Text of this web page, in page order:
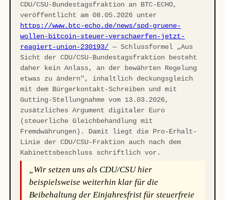
CDU/CSU-Bundestagsfraktion an BTC-ECHO,
veröffentlicht am 08.05.2026 unter
https://www.btc-echo.de/news/spd-gruene-
wollen-bitcoin-steuer-verschaerfen-jetzt-
reagiert-union-230193/ — Schlussformel „Aus
Sicht der CDU/CSU-Bundestagsfraktion besteht
daher kein Anlass, an der bewährten Regelung
etwas zu ändern", inhaltlich deckungsgleich
mit dem Bürgerkontakt-Schreiben und mit
Gutting-Stellungnahme vom 13.03.2026,
zusätzliches Argument digitaler Euro
(steuerliche Gleichbehandlung mit
Fremdwährungen). Damit liegt die Pro-Erhalt-
Linie der CDU/CSU-Fraktion auch nach dem
Kabinettsbeschluss schriftlich vor.
„Wir setzen uns als CDU/CSU hier
beispielsweise weiterhin klar für die
Beibehaltung der Einjahresfrist für steuerfreie